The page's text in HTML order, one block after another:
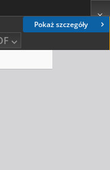
Pokaż szczegóły